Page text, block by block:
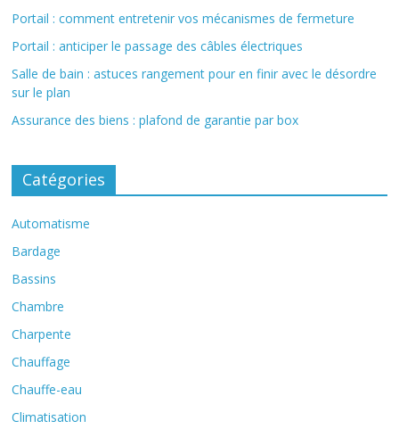
Portail : comment entretenir vos mécanismes de fermeture
Portail : anticiper le passage des câbles électriques
Salle de bain : astuces rangement pour en finir avec le désordre
sur le plan
Assurance des biens : plafond de garantie par box
Catégories
Automatisme
Bardage
Bassins
Chambre
Charpente
Chauffage
Chauffe-eau
Climatisation